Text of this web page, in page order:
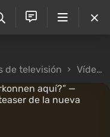
de televisión Vídeo